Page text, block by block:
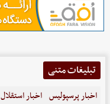
تبلیغات متنی
اخبار پرسپولیس اخبار استقلال